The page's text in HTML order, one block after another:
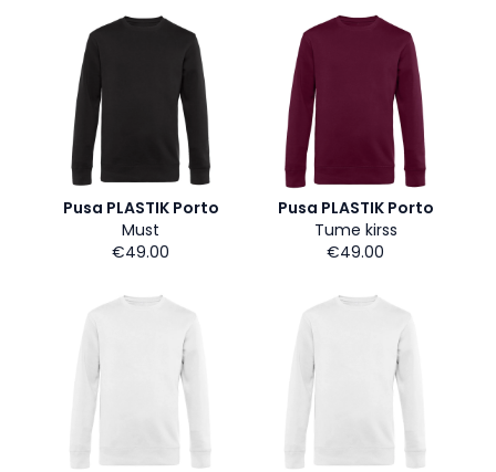
Pusa PLASTIK Porto
Must
€49.00
Pusa PLASTIK Porto
Tume kirss
€49.00